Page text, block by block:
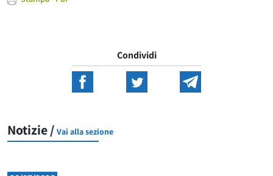
Condividi
Notizie / Vai alla sezione